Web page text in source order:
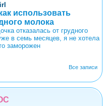
использовать
молока
отказалась от грудного
в семь месяцев, я не хотела
заморожен
Все записи